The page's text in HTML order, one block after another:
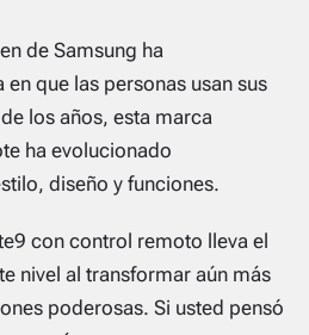
de Samsung ha
que las personas usan sus
los años, esta marca
ha evolucionado
diseño y funciones.
con control remoto lleva el
nivel al transformar aún más
poderosas. Si usted pensó